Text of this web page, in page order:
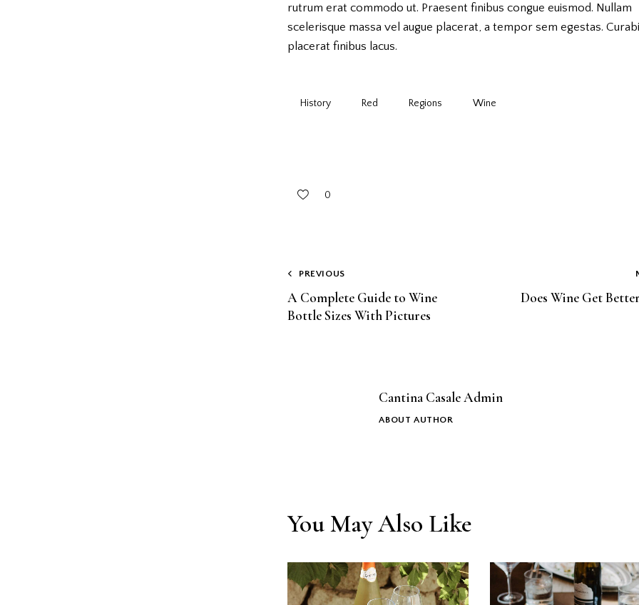
rutrum erat commodo ut. Praesent finibus congue euismod. Nullam
scelerisque massa vel augue placerat, a tempor sem egestas.
placerat finibus lacus.
History Red Regions Wine
0
PREVIOUS
A Complete Guide to Wine
Bottle Sizes With Pictures
Does Wine Get
Cantina Casale Admin
ABOUT AUTHOR
You May Also Like